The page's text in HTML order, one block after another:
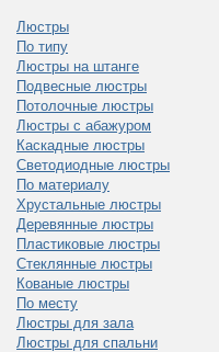
Люстры
По типу
Люстры на штанге
Подвесные люстры
Потолочные люстры
Люстры с абажуром
Каскадные люстры
Светодиодные люстры
По материалу
Хрустальные люстры
Деревянные люстры
Пластиковые люстры
Стеклянные люстры
Кованые люстры
По месту
Люстры для зала
Люстры для спальни